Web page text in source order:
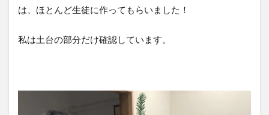
は、ほとんど生徒に作ってもらいました！
私は土台の部分だけ確認しています。